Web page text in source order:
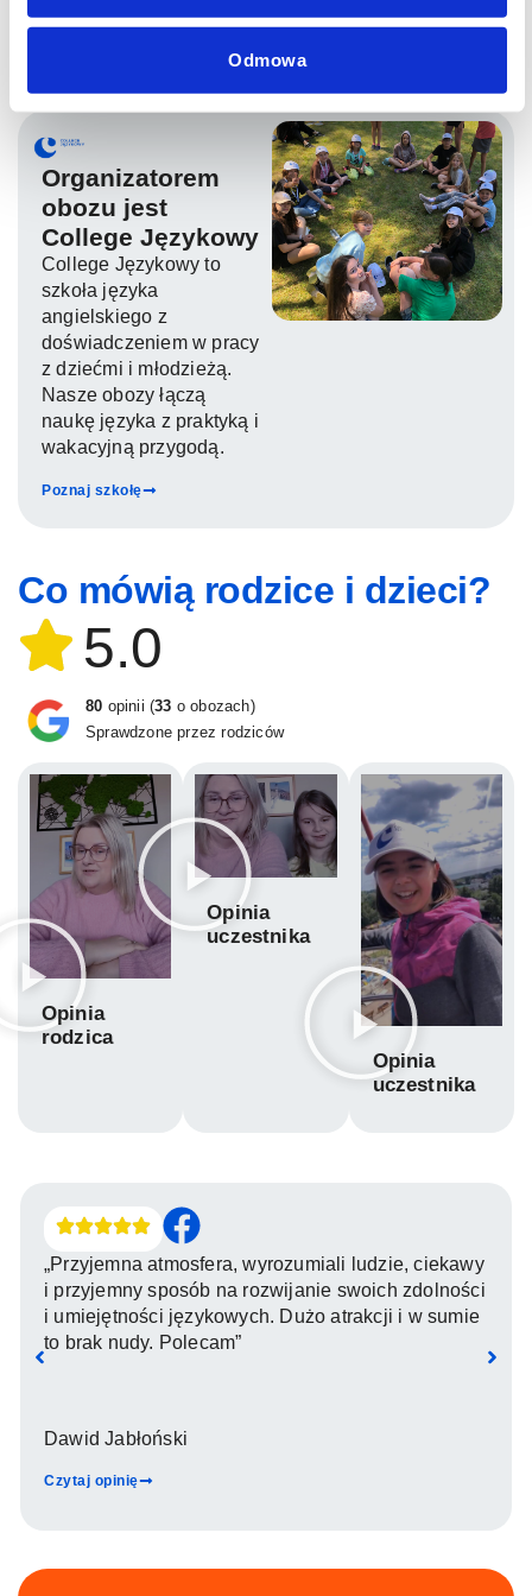
Odmowa
Organizator
Organizatorem
obozu jest
College Językowy
College Językowy to
szkoła języka
angielskiego z
doświadczeniem w pracy
z dziećmi i młodzieżą.
Nasze obozy łączą
naukę języka z praktyką i
wakacyjną przygodą.
Poznaj szkołę
Co mówią rodzice i dzieci?
5.0
80 opinii (33 o obozach)
Sprawdzone przez rodziców
Opinia
rodzica
Opinia
uczestnika
Opinia
uczestnika
„Przyjemna atmosfera, wyrozumiali ludzie, ciekawy
i przyjemny sposób na rozwijanie swoich zdolności
i umiejętności językowych. Dużo atrakcji i w sumie
to brak nudy. Polecam”
Dawid Jabłoński
Czytaj opinię